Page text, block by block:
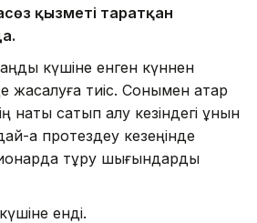
қызметі таратқан
күшіне енген күннен
жасалуға тиіс. Сонымен қатар
нақты сатып алу кезіндегі құнын
ақ протездеу кезеңінде
тұру шығындарды
енді.